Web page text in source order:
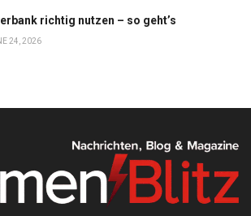
richtig nutzen – so geht’s
24, 2026